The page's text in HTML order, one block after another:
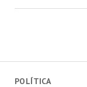
POLÍTICA